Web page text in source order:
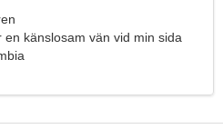
en känslosam vän vid min sida